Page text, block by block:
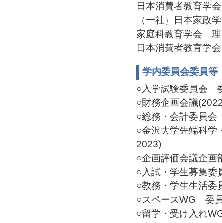
日本消費者教育学
（一社）日本家政
家庭科教育学会
日本消費者教育学
学内委員会委員等
○入学試験委員会
○財務企画会議
○総務・会計委員
○金沢大学先端科
2023)
○企画評価会議企
○入試・学生募集
○教務・学生生活
○スペースWG 委
○留学・受け入れ